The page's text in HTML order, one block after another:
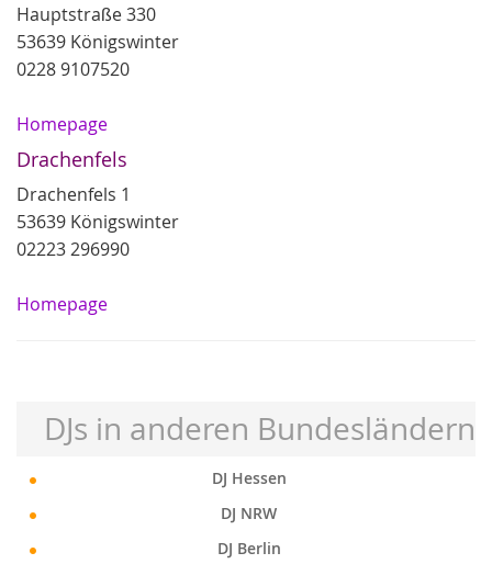
Hauptstraße 330
53639 Königswinter
0228 9107520
Homepage
Drachenfels
Drachenfels 1
53639 Königswinter
02223 296990
Homepage
DJs in anderen Bundesländern
DJ Hessen
DJ NRW
DJ Berlin